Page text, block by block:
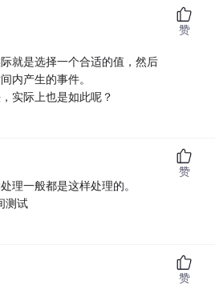
就是选择一个合适的值，然后
内产生的事件。
实际上也是如此呢？
赞
理一般都是这样处理的。
测试
赞
赞